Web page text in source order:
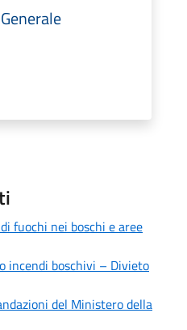
fuochi nei boschi e aree
incendi boschivi – Divieto
del Ministero della